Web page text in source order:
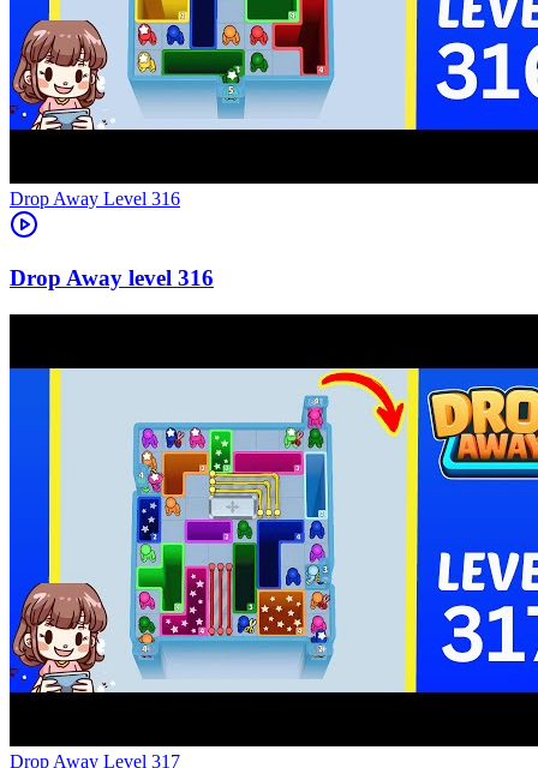
Level 316
316
Level 317